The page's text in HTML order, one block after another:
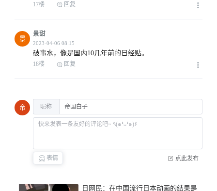
2023-04-03 15:12
2023-04-03 12:22
2023-04-03 14:43
17楼 回复
景
景甜
破事水，像是国内10几年前的日经贴。
18楼 回复
帝 昵称
表情 点此发布
日网民：在中国流行日本动画的结果是